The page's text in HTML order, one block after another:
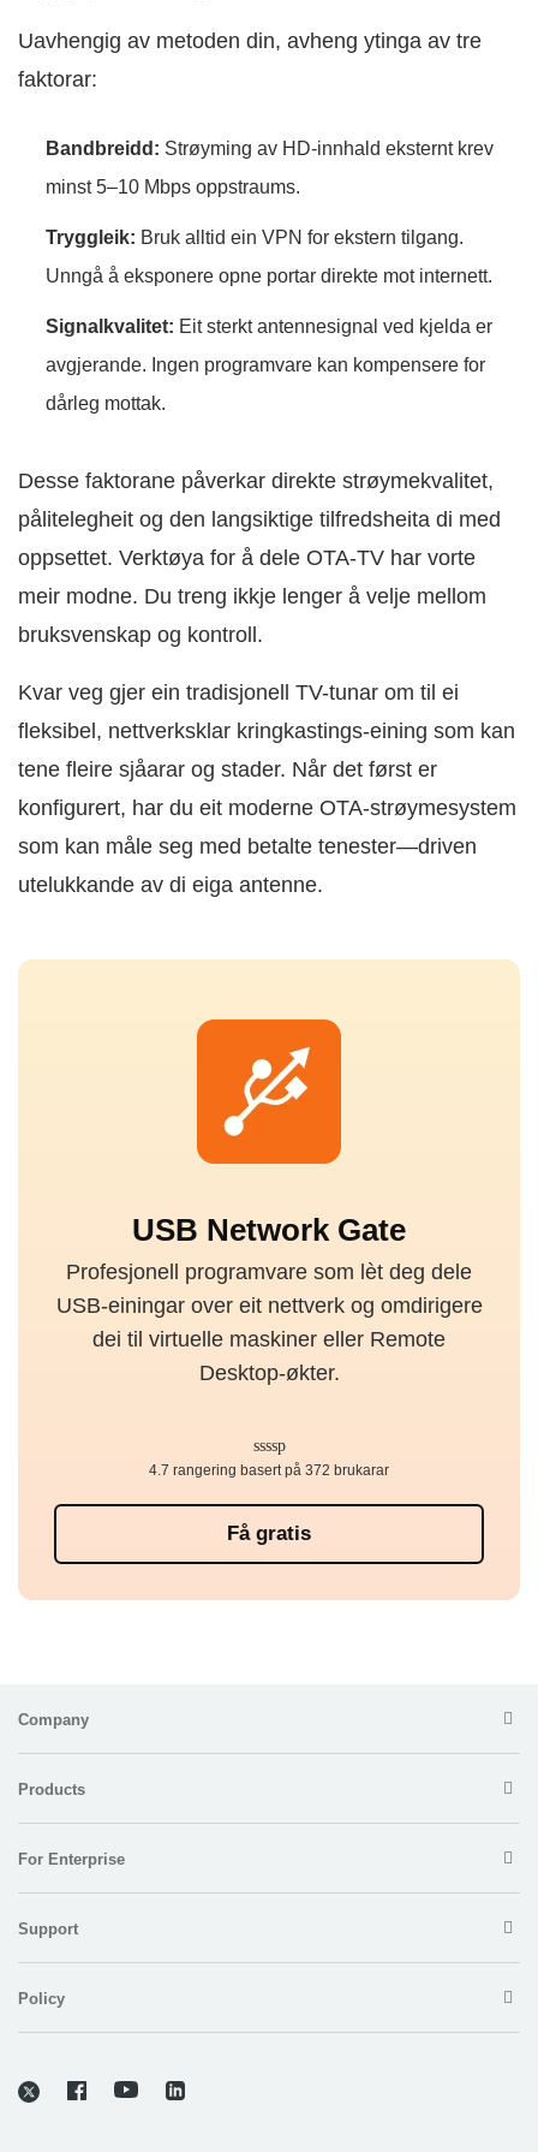
Uavhengig av metoden din, avheng ytinga av tre
faktorar:
Bandbreidd: Strøyming av HD-innhald eksternt krev
minst 5–10 Mbps oppstraums.
Tryggleik: Bruk alltid ein VPN for ekstern tilgang.
Unngå å eksponere opne portar direkte mot internett.
Signalkvalitet: Eit sterkt antennesignal ved kjelda er
avgjerande. Ingen programvare kan kompensere for
dårleg mottak.
Desse faktorane påverkar direkte strøymekvalitet,
pålitelegheit og den langsiktige tilfredsheita di med
oppsettet. Verktøya for å dele OTA-TV har vorte
meir modne. Du treng ikkje lenger å velje mellom
bruksvenskap og kontroll.
Kvar veg gjer ein tradisjonell TV-tunar om til ei
fleksibel, nettverksklar kringkastings-eining som kan
tene fleire sjåarar og stader. Når det først er
konfigurert, har du eit moderne OTA-strøymesystem
som kan måle seg med betalte tenester—driven
utelukkande av di eiga antenne.
USB Network Gate
Profesjonell programvare som lèt deg dele
USB-einingar over eit nettverk og omdirigere
dei til virtuelle maskiner eller Remote
Desktop-økter.
Få gratis
4.7 rangering basert på 372 brukarar
Company
Products
For Enterprise
Support
Policy